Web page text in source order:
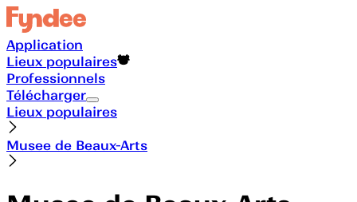
Application
Lieux populaires
Professionnels
Télécharger
Lieux populaires
Musee de Beaux-Arts